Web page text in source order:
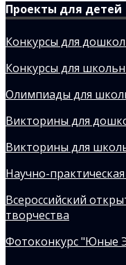
Проекты для детей
Конкурсы для
Конкурсы для
Олимпиады для
Викторины для
Викторины для
Научно-
Всероссийский
творчества
Фотоконкурс "Юные